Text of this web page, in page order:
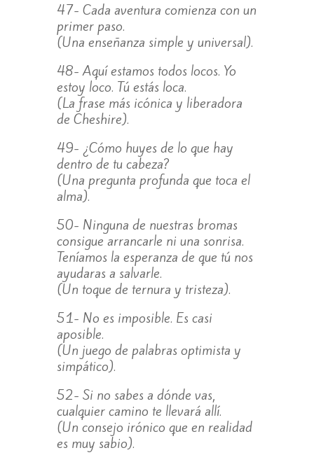
47- Cada aventura comienza con un
primer paso.
(Una enseñanza simple y universal).
48- Aquí estamos todos locos. Yo
estoy loco. Tú estás loca.
(La frase más icónica y liberadora
de Cheshire).
49- ¿Cómo huyes de lo que hay
dentro de tu cabeza?
(Una pregunta profunda que toca el
alma).
50- Ninguna de nuestras bromas
consigue arrancarle ni una sonrisa.
Teníamos la esperanza de que tú nos
ayudaras a salvarle.
(Un toque de ternura y tristeza).
51- No es imposible. Es casi
aposible.
(Un juego de palabras optimista y
simpático).
52- Si no sabes a dónde vas,
cualquier camino te llevará allí.
(Un consejo irónico que en realidad
es muy sabio).